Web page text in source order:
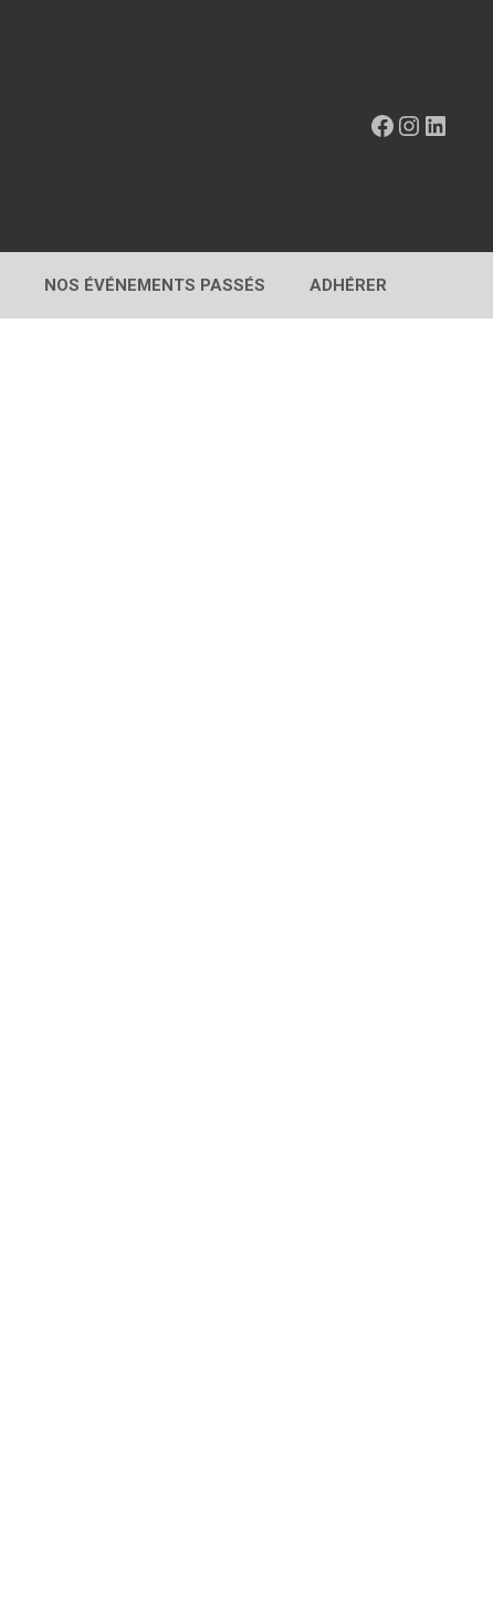
Facebook
NOS ÉVÉNEMENTS PASSÉS ADHÉRER